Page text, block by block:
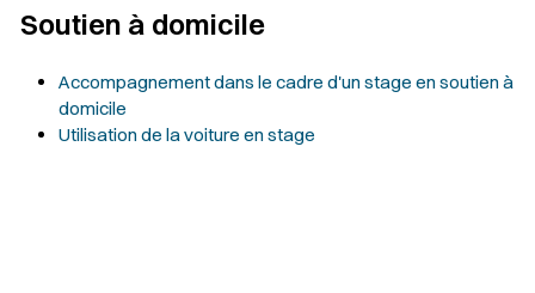
Soutien à domicile
Accompagnement dans le cadre d'un stage en soutien à
domicile
Utilisation de la voiture en stage